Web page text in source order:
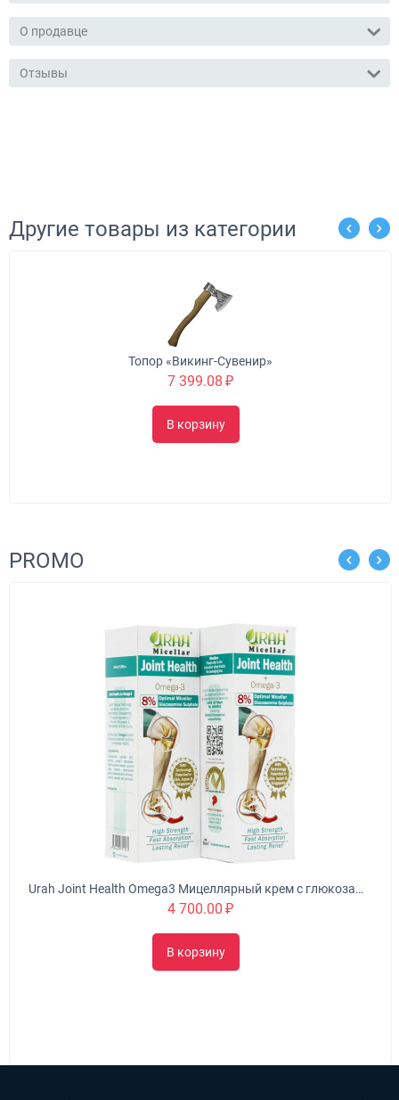
О продавце
Отзывы
Другие товары из категории
Топор «Викинг-Сувенир»
7 399.08 ₽
В корзину
PROMO
Urah Joint Health Omega3 Мицеллярный крем с глюкозамином питает, омолаживает и укрепляет суставы
4 700.00 ₽
В корзину